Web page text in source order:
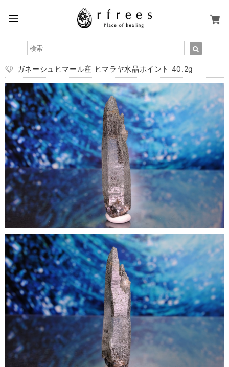
ガネーシュヒマール産 ヒマラヤ水晶ポイント 40.2g